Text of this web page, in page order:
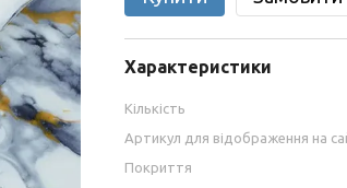
Характеристики
Кількість
Артикул для відображення на
Покриття